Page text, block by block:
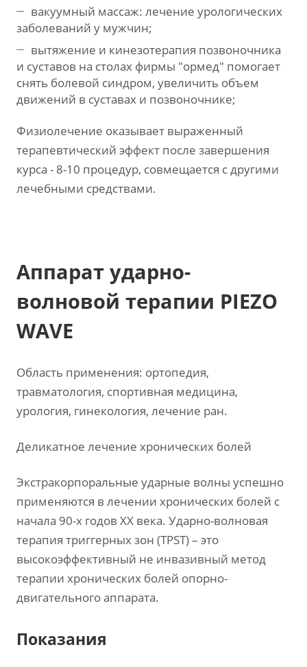
вакуумный массаж: лечение урологических
заболеваний у мужчин;
вытяжение и кинезотерапия позвоночника
и суставов на столах фирмы "ормед" помогает
снять болевой синдром, увеличить объем
движений в суставах и позвоночнике;
Физиолечение оказывает выраженный
терапевтический эффект после завершения
курса - 8-10 процедур, совмещается с другими
лечебными средствами.
Аппарат ударно-
волновой терапии PIEZO
WAVE
Область применения: ортопедия,
травматология, спортивная медицина,
урология, гинекология, лечение ран.
Деликатное лечение хронических болей
Экстракорпоральные ударные волны успешно
применяются в лечении хронических болей с
начала 90-х годов XX века. Ударно-волновая
терапия триггерных зон (TPST) – это
высокоэффективный не инвазивный метод
терапии хронических болей опорно-
двигательного аппарата.
Показания